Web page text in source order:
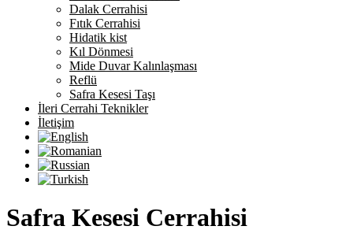
Dalak Cerrahisi
Fıtık Cerrahisi
Hidatik kist
Kıl Dönmesi
Mide Duvar Kalınlaşması
Reflü
Safra Kesesi Taşı
İleri Cerrahi Teknikler
İletişim
Safra Kesesi Cerrahisi